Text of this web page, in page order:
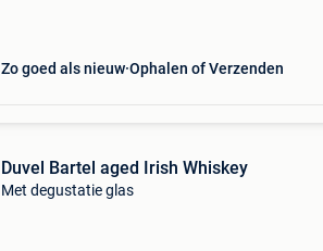
Zo goed als nieuw Ophalen of Verzenden
Duvel Bartel aged Irish Whiskey
Met degustatie glas